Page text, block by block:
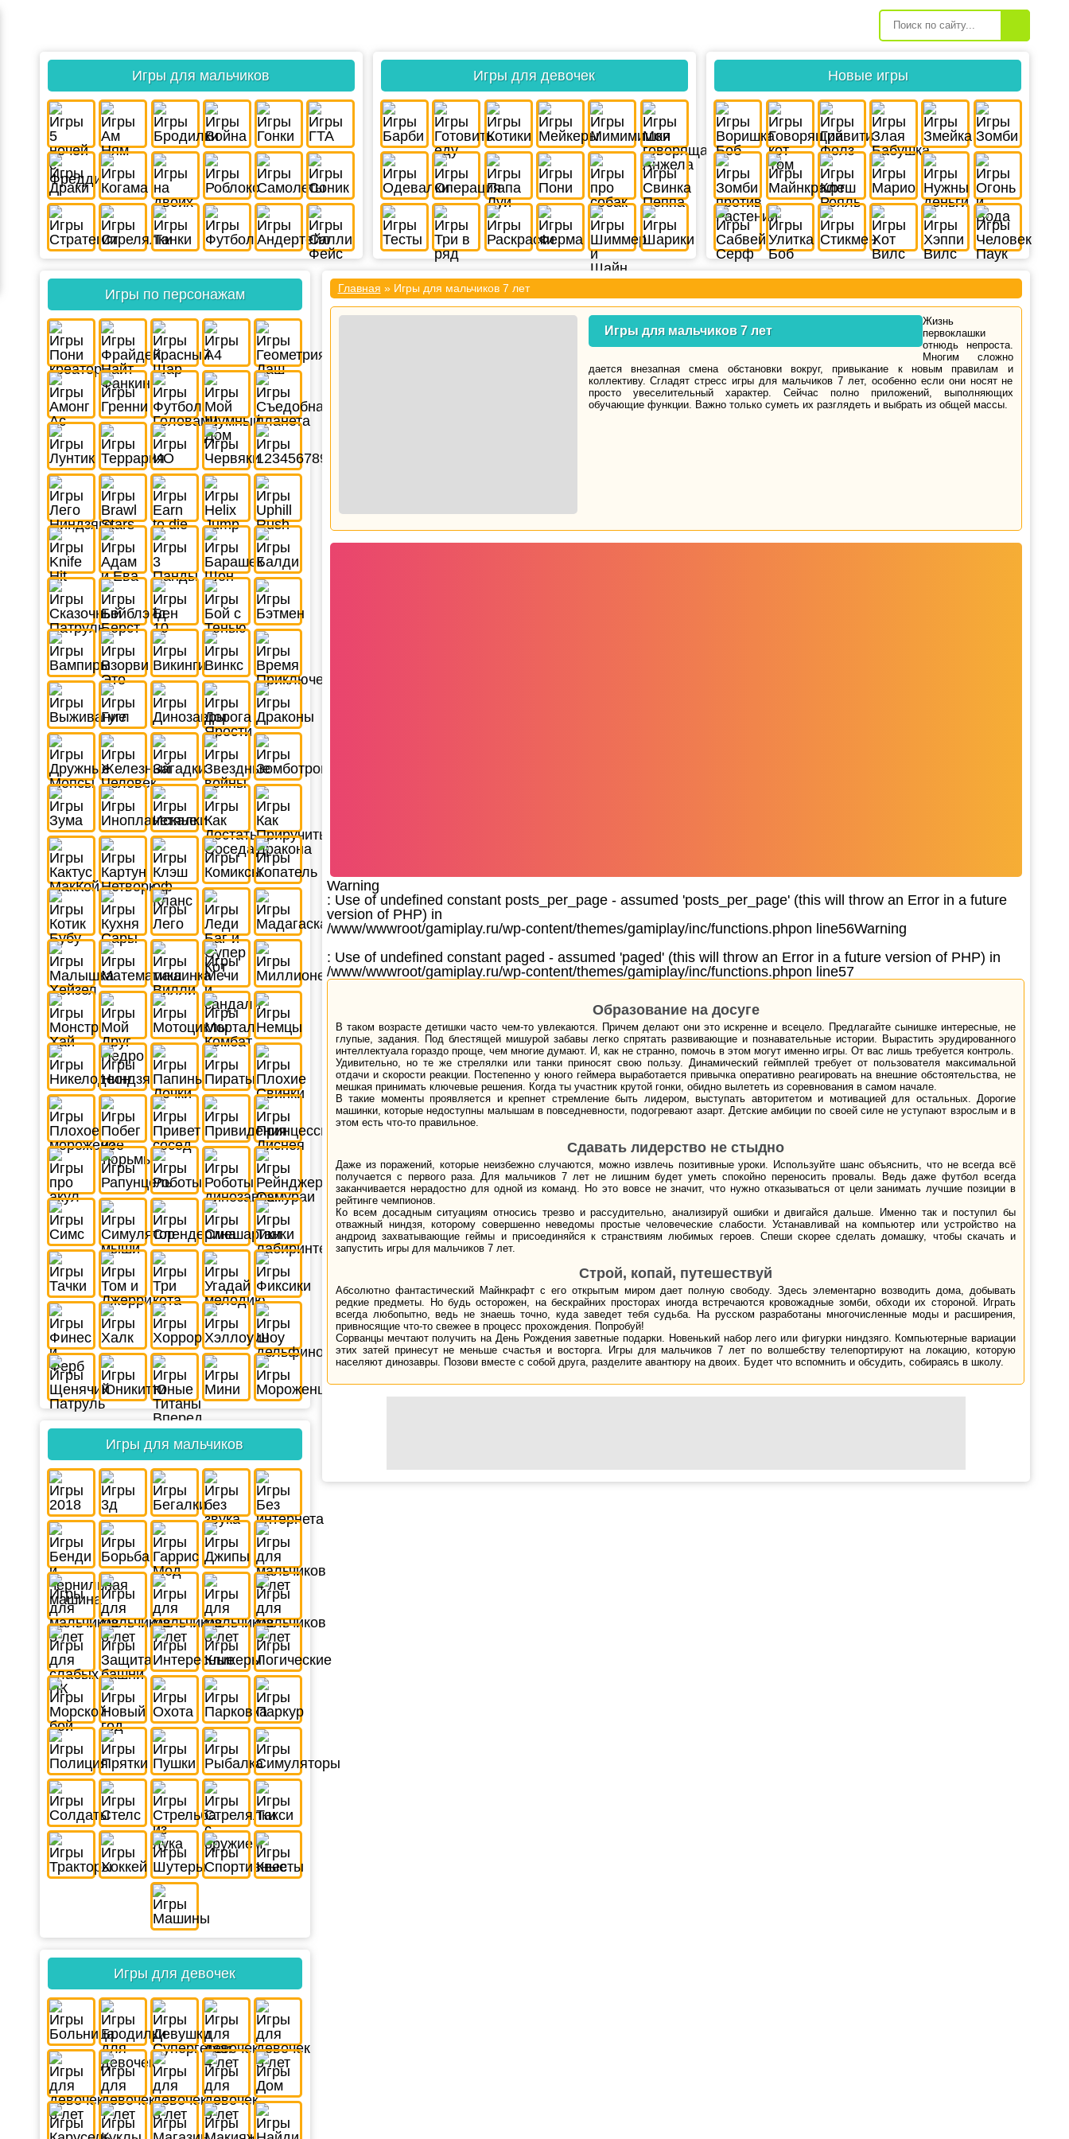
Игры для мальчиков Игры для девочек Новые игры
Игры по персонажам
Игры для мальчиков
Игры для девочек
Главная » Игры для мальчиков 7 лет
Игры для мальчиков 7 лет
Жизнь
первоклашки
отнюдь непроста.
Многим сложно
дается внезапная смена обстановки вокруг, привыкание к новым правилам и
коллективу. Сгладят стресс игры для мальчиков 7 лет, особенно если они носят не
просто увеселительный характер. Сейчас полно приложений, выполняющих
обучающие функции. Важно только суметь их разглядеть и выбрать из общей массы.
Warning
: Use of undefined constant posts_per_page - assumed 'posts_per_page' (this will throw an Error in a future
version of PHP) in
/www/wwwroot/gamiplay.ru/wp-content/themes/gamiplay/inc/functions.phpon line56Warning
: Use of undefined constant paged - assumed 'paged' (this will throw an Error in a future version of PHP) in
/www/wwwroot/gamiplay.ru/wp-content/themes/gamiplay/inc/functions.phpon line57
Образование на досуге
В таком возрасте детишки часто чем-то увлекаются. Причем делают они это искренне и всецело. Предлагайте сынишке интересные, не
глупые, задания. Под блестящей мишурой забавы легко спрятать развивающие и познавательные истории. Вырастить эрудированного
интеллектуала гораздо проще, чем многие думают. И, как не странно, помочь в этом могут именно игры. От вас лишь требуется контроль.
Удивительно, но те же стрелялки или танки приносят свою пользу. Динамический геймплей требует от пользователя максимальной
отдачи и скорости реакции. Постепенно у юного геймера выработается привычка оперативно реагировать на внешние обстоятельства, не
мешкая принимать ключевые решения. Когда ты участник крутой гонки, обидно вылететь из соревнования в самом начале.
В такие моменты проявляется и крепнет стремление быть лидером, выступать авторитетом и мотивацией для остальных. Дорогие
машинки, которые недоступны малышам в повседневности, подогревают азарт. Детские амбиции по своей силе не уступают взрослым и в
этом есть что-то правильное.
Сдавать лидерство не стыдно
Даже из поражений, которые неизбежно случаются, можно извлечь позитивные уроки. Используйте шанс объяснить, что не всегда всё
получается с первого раза. Для мальчиков 7 лет не лишним будет уметь спокойно переносить провалы. Ведь даже футбол всегда
заканчивается нерадостно для одной из команд. Но это вовсе не значит, что нужно отказываться от цели занимать лучшие позиции в
рейтинге чемпионов.
Ко всем досадным ситуациям относись трезво и рассудительно, анализируй ошибки и двигайся дальше. Именно так и поступил бы
отважный ниндзя, которому совершенно неведомы простые человеческие слабости. Устанавливай на компьютер или устройство на
андроид захватывающие геймы и присоединяйся к странствиям любимых героев. Спеши скорее сделать домашку, чтобы скачать и
запустить игры для мальчиков 7 лет.
Строй, копай, путешествуй
Абсолютно фантастический Майнкрафт с его открытым миром дает полную свободу. Здесь элементарно возводить дома, добывать
редкие предметы. Но будь осторожен, на бескрайних просторах иногда встречаются кровожадные зомби, обходи их стороной. Играть
всегда любопытно, ведь не знаешь точно, куда заведет тебя судьба. На русском разработаны многочисленные моды и расширения,
привносящие что-то свежее в процесс прохождения. Попробуй!
Сорванцы мечтают получить на День Рождения заветные подарки. Новенький набор лего или фигурки ниндзяго. Компьютерные вариации
этих затей принесут не меньше счастья и восторга. Игры для мальчиков 7 лет по волшебству телепортируют на локацию, которую
населяют динозавры. Позови вместе с собой друга, разделите авантюру на двоих. Будет что вспомнить и обсудить, собираясь в школу.